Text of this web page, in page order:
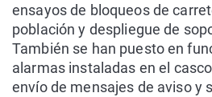
ensayos de bloqueos de
población y despliegue de
También se han puesto en
alarmas instaladas en el
envío de mensajes de aviso y